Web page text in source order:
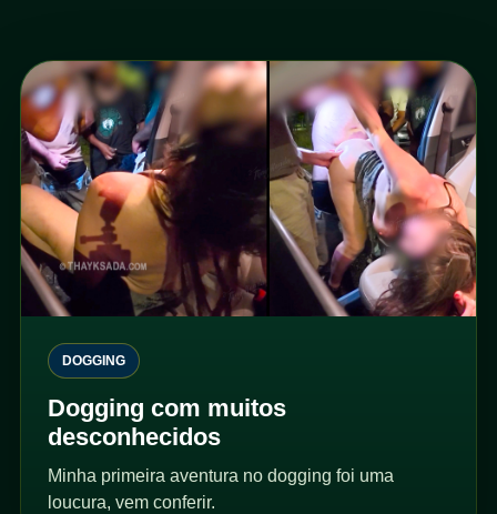
DOGGING
Dogging com muitos
desconhecidos
Minha primeira aventura no dogging foi uma
loucura, vem conferir.